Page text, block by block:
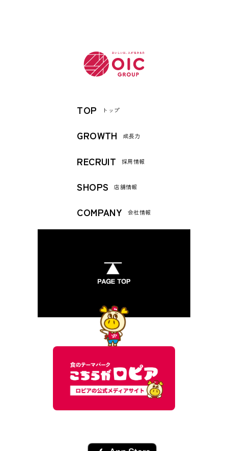
TOP トップ
GROWTH 成長力
RECRUIT 採用情報
SHOPS 店舗情報
COMPANY 会社情報